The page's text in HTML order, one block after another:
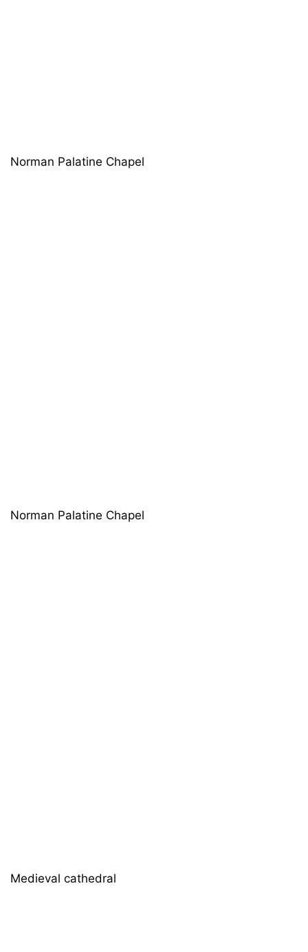
Norman Palatine Chapel
Norman Palatine Chapel
Medieval cathedral